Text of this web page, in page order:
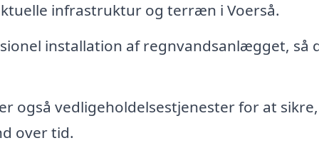
infrastruktur og terræn i Voerså.
installation af regnvandsanlægget, så
også vedligeholdelsestjenester for at
over tid.